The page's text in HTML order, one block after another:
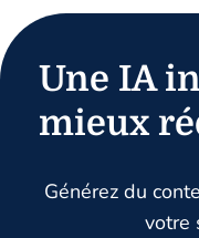
Une IA
mieux
Générez du
votre